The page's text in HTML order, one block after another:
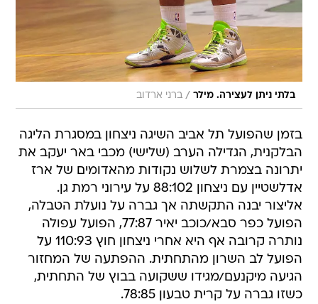
בלתי ניתן לעצירה. מילר / ברני ארדוב
בזמן שהפועל תל אביב השיגה ניצחון במסגרת הליגה
הבלקנית, הגדילה הערב (שלישי) מכבי באר יעקב את
יתרונה בצמרת לשלוש נקודות מהאדומים של ארז
אדלשטיין עם ניצחון 88:102 על עירוני רמת גן.
אליצור יבנה התקשתה אך גברה על נועלת הטבלה,
הפועל כפר סבא/כוכב יאיר 77:87, הפועל עפולה
נותרה קרובה אף היא אחרי ניצחון חוץ 110:93 על
הפועל לב השרון מהתחתית. ההפתעה של המחזור
הגיעה מיקנעם/מגידו ששקועה בבוץ של התחתית,
כשזו גברה על קרית טבעון 78:85.